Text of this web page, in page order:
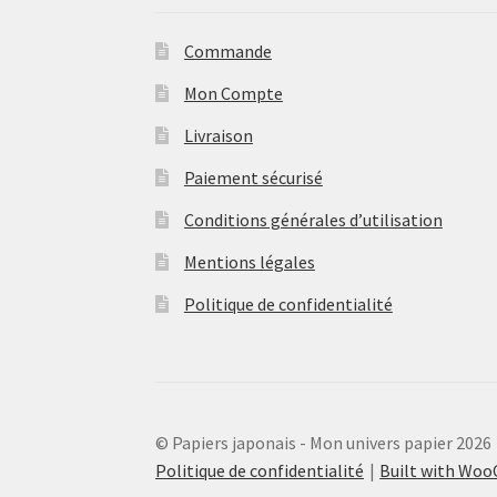
Commande
Mon Compte
Livraison
Paiement sécurisé
Conditions générales d’utilisation
Mentions légales
Politique de confidentialité
© Papiers japonais - Mon univers papier 2026
Politique de confidentialité
Built with